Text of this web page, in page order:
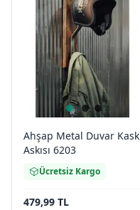
Ahşap Metal Duvar Kask
Askısı 6203
Ücretsiz Kargo
479,99 TL